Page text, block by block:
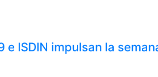
e ISDIN impulsan la